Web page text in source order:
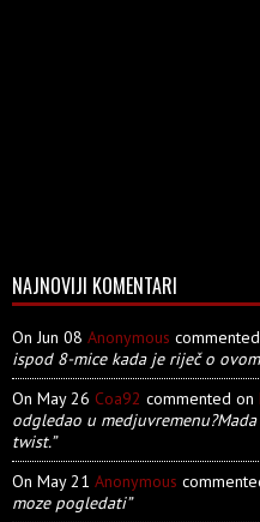
NAJNOVIJI KOMENTARI
On Jun 08 Anonymous
ispod 8-mice kada je riječ o
On May 26 Coa92 commented on
odgledao u
twist.”
On May 21 Anonymous
moze pogledati”